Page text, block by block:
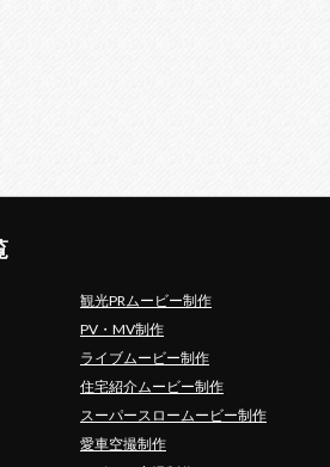
観光PRムービー制作
PV・MV制作
ライブムービー制作
住宅紹介ムービー制作
スーパースロームービー制作
愛車空撮制作